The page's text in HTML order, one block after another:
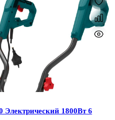
Электрический 1800Вт 6